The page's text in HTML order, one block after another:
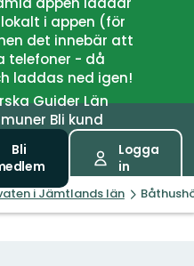
i appen (för
det innebär att
telefoner - då
laddas ned igen!
GuiderLän
Bli kund
Bli
Logga
in
i Jämtlands län